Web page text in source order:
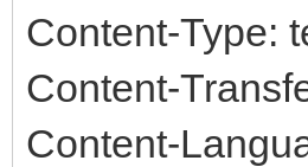
Content-Type:
Content-
Content-